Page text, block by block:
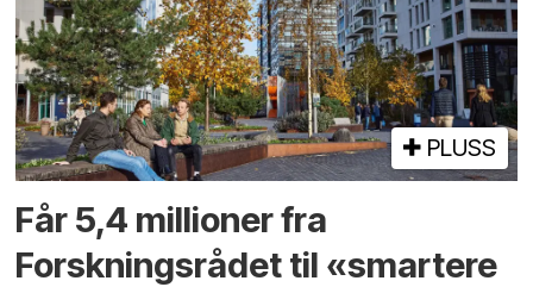
PLUSS
Får 5,4 millioner fra
Forskningsrådet til «smartere